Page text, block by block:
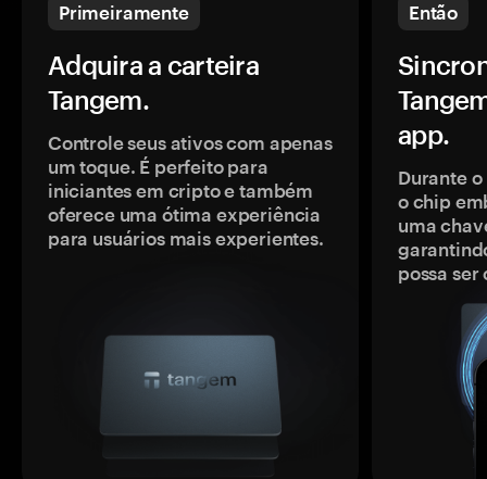
Primeiramente
Adquira a carteira
Tangem.
Controle seus ativos com apenas
um toque. É perfeito para
iniciantes em cripto e também
oferece uma ótima experiência
para usuários mais experientes.
Então
app.
Durante
o chip
uma
possa